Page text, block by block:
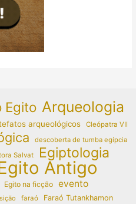
Egito Arqueologia
arqueológicos Cleópatra VII
descoberta de tumba egípcia
Salvat Egiptologia
Antigo
Egito na ficção evento
faraó Faraó Tutankhamon